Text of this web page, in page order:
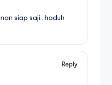
siap saji.. haduh
Reply